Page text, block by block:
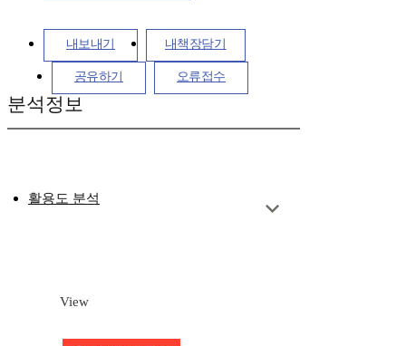
내보내기 내책장담기
공유하기 오류접수
분석정보
활용도 분석
View